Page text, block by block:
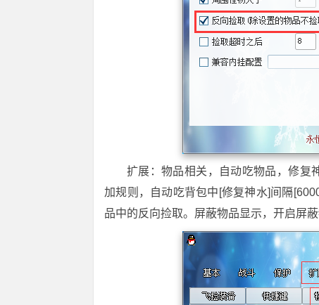
扩展：物品相关，自动吃物品，修复
加规则，自动吃背包中[修复神水]间隔
品中的反向捡取。屏蔽物品显示，开启屏蔽